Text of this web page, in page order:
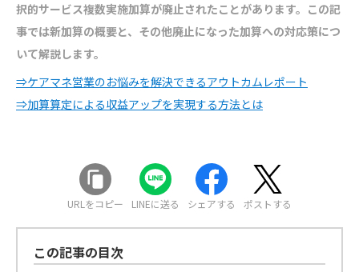
択的サービス複数実施加算が廃止されたことがあります。この記
事では新加算の概要と、その他廃止になった加算への対応策につ
いて解説します。
⇒ケアマネ営業のお悩みを解決できるアウトカムレポート
⇒加算算定による収益アップを実現する方法とは
URLをコピー LINEに送る シェアする ポストする
この記事の目次